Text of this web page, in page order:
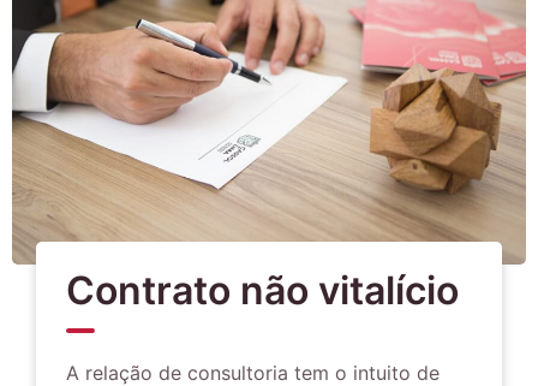
Contrato não vitalício
A relação de consultoria tem o intuito de